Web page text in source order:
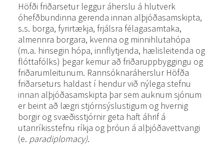
Höfði friðarsetur leggur áherslu á hlutverk
óhefðbundinna gerenda innan alþjóðasamskipta,
s.s. borga, fyrirtækja, frjálsra félagasamtaka,
almennra borgara, kvenna og minnihlutahópa
(m.a. hinsegin hópa, innflytjenda, hælisleitenda og
flóttafólks) þegar kemur að friðaruppbyggingu og
friðarumleitunum. Rannsóknaráherslur Höfða
friðarseturs haldast í hendur við nýlega stefnu
innan alþjóðasamskipta þar sem auknum sjónum
er beint að lægri stjórnsýslustigum og hvernig
borgir og svæðisstjórnir geta haft áhrif á
utanríkisstefnu ríkja og þróun á alþjóðavettvangi
(e. paradiplomacy).